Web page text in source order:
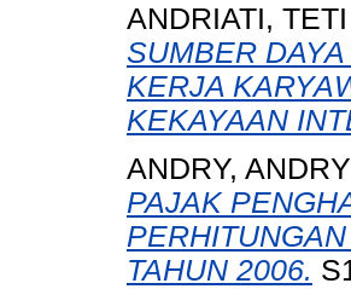
ANDRIATI,
SUMBER
KERJA
KEKAYAAN
ANDRY, ANDRY
PAJAK
TAHUN 2006.